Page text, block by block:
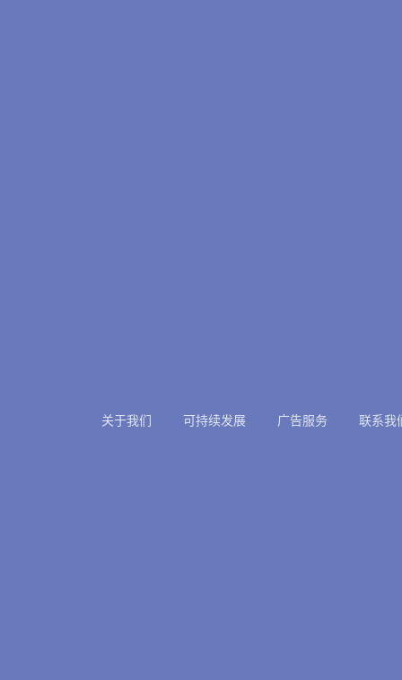
关于我们 可持续发展 广告服务 联系我